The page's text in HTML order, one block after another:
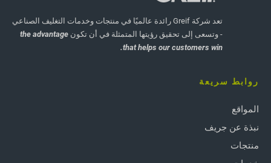
تعد شركة Greif رائدة عالميًا في منتجات وخدمات التغليف الصناعي
- وتسعى إلى تحقيق رؤيتها المتمثلة في أن تكون the advantage
that helps our customers win.
روابط سريعة
المواقع
نبذة عن جريف
منتجات